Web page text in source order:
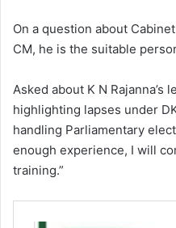
On a question about
CM, he is the suitable
Asked about K N Rajanna’s
highlighting lapses under
handling Parliamentary
enough experience, I will
training.”